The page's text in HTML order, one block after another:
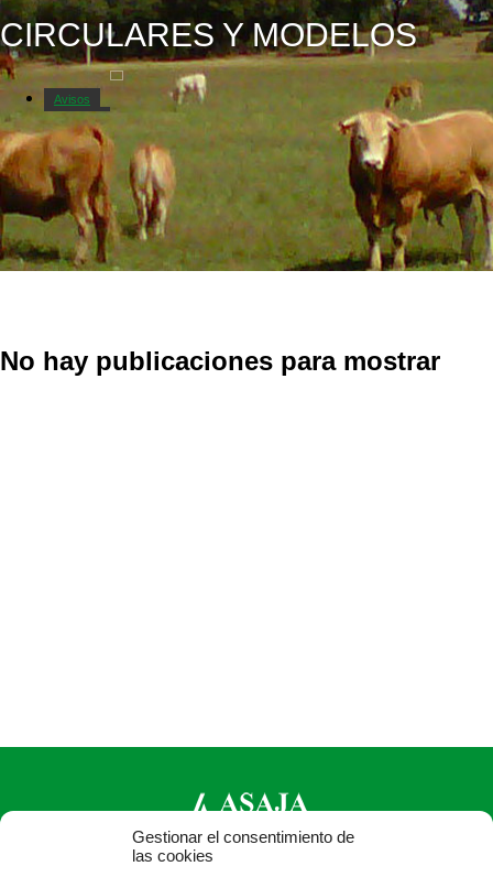
Gestionar el consentimiento de
las cookies
CIRCULARES Y MODELOS
Avisos
Catastro
No hay publicaciones para mostrar